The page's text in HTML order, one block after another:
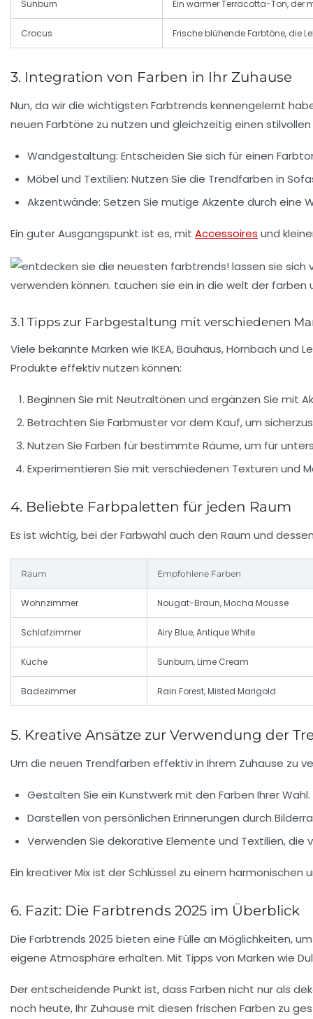
Sunburn Ein warmer Terracotta-Ton, der
Crocus Frische blühende Farbtöne, die
3. Integration von Farben in Ihr Zuhause
Nun, da wir die wichtigsten Farbtrends kennengelernt
neuen Farbtöne zu nutzen und gleichzeitig einen stilvollen
Wandgestaltung: Entscheiden Sie sich für einen
Möbel und Textilien: Nutzen Sie die Trendfarben in
Akzentwände: Setzen Sie mutige Akzente durch eine
Ein guter Ausgangspunkt ist es, mit Accessoires und
3.1 Tipps zur Farbgestaltung mit verschiedenen
Viele bekannte Marken wie IKEA,Bauhaus,Hornbach und
Produkte effektiv nutzen können:
Beginnen Sie mit Neutraltönen und ergänzen Sie mit
Betrachten Sie Farbmuster vor dem Kauf, um
Nutzen Sie Farben für bestimmte Räume, um für
Experimentieren Sie mit verschiedenen Texturen und
4. Beliebte Farbpaletten für jeden Raum
Es ist wichtig, bei der Farbwahl auch den Raum und
Raum Empfohlene Farben
Wohnzimmer Nougat-Braun, Mocha Mousse
Schlafzimmer Airy Blue, Antique White
Küche Sunburn, Lime Cream
Badezimmer Rain Forest, Misted Marigold
5. Kreative Ansätze zur Verwendung der
Um die neuen Trendfarben effektiv in Ihrem Zuhause zu
Gestalten Sie ein Kunstwerk mit den Farben Ihrer Wahl.
Darstellen von persönlichen Erinnerungen durch
Verwenden Sie dekorative Elemente und Textilien, die
Ein kreativer Mix ist der Schlüssel zu einem
6. Fazit: Die Farbtrends 2025 im Überblick
Die Farbtrends 2025 bieten eine Fülle an Möglichkeiten,
eigene Atmosphäre erhalten. Mit Tipps von Marken wie
Der entscheidende Punkt ist, dass Farben nicht nur als
noch heute, Ihr Zuhause mit diesen frischen Farben zu